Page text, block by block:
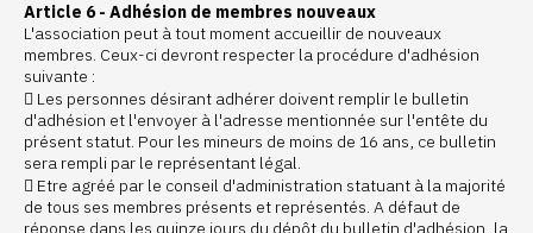
Article 6 - Adhésion de membres nouveaux
L'association peut à tout moment accueillir de nouveaux
membres. Ceux-ci devront respecter la procédure d'adhésion
suivante :
 Les personnes désirant adhérer doivent remplir le bulletin
d'adhésion et l'envoyer à l'adresse mentionnée sur l'entête du
présent statut. Pour les mineurs de moins de 16 ans, ce bulletin
sera rempli par le représentant légal.
 Etre agréé par le conseil d'administration statuant à la majorité
de tous ses membres présents et représentés. A défaut de
réponse dans les quinze jours du dépôt du bulletin d'adhésion, la